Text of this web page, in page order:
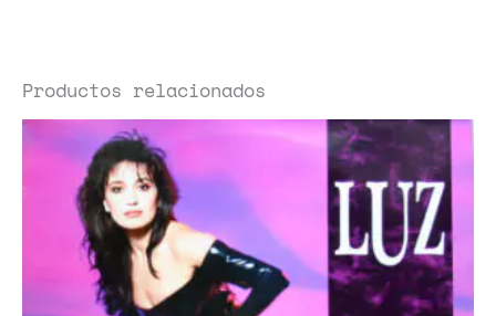
Productos relacionados